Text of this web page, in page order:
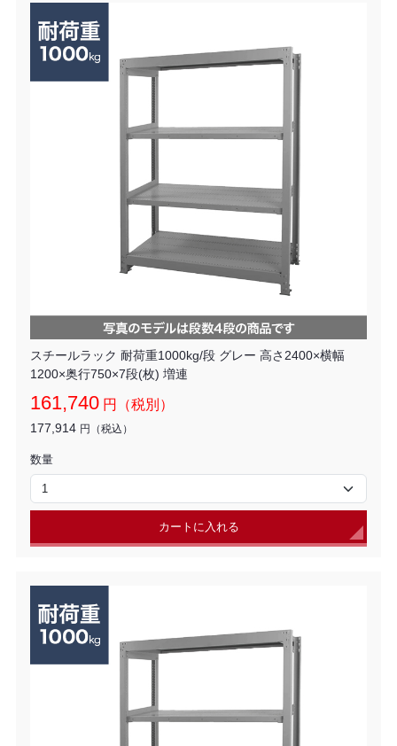
スチールラック 耐荷重1000kg/段 グレー 高さ2400×横幅
1200×奥行750×7段(枚) 増連
161,740 円（税別）
177,914 円（税込）
数量
カートに入れる